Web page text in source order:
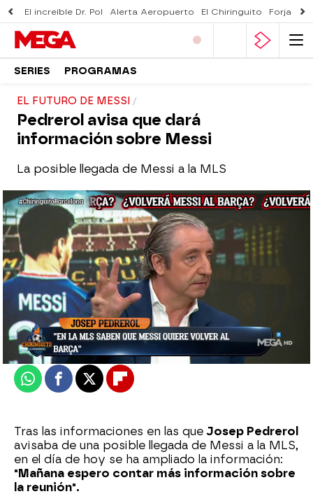
El increíble Dr. Pol Alerta Aeropuerto El Chiringuito Forjado
SERIES PROGRAMAS
EL FUTURO DE MESSI
Pedrerol avisa que dará
información sobre Messi
La posible llegada de Messi a la MLS
El Chiringuito
Madrid
Actualizado:04 de octubre de 2022, 06:00
Publicado:04 de octubre de 2022, 01:25
WhatsappFacebook
X Flipboard
Tras las informaciones en las que Josep Pedrerol
avisaba de una posible llegada de Messi a la MLS,
en el día de hoy se ha ampliado la información:
"Mañana espero contar más información sobre
la reunión".